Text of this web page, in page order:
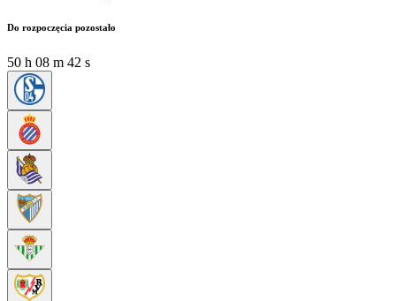
Do rozpoczęcia pozostało
50 h 08 m 40 s